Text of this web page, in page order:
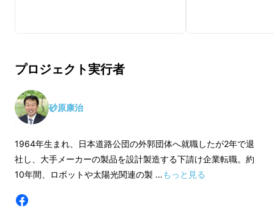
なお、2021年に販売した色は、下記URLで通
常販売を行っています。
https://www.makuake.com/project/shlomo
/
また、リターンについて昨年の購入傾向を反映
プロジェクト実行者
砂原康治
1964年生まれ、日本道路公団の外郭団体へ就職したが2年で退
社し、大手メーカーの製品を設計製造する下請け企業転職。約
10年間、ロボットや太陽光関連の製 …もっと見る